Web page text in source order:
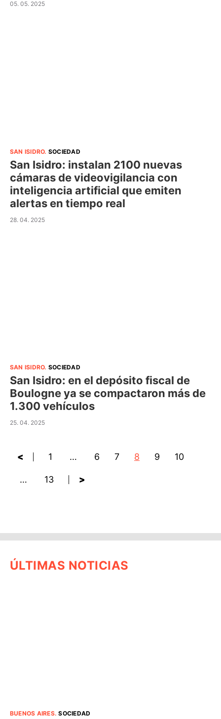
05. 05. 2025
SAN ISIDRO. SOCIEDAD
San Isidro: instalan 2100 nuevas
cámaras de videovigilancia con
inteligencia artificial que emiten
alertas en tiempo real
28. 04. 2025
SAN ISIDRO. SOCIEDAD
San Isidro: en el depósito fiscal de
Boulogne ya se compactaron más de
1.300 vehículos
25. 04. 2025
< 1 … 6 7 8 9 10
… 13 >
ÚLTIMAS NOTICIAS
BUENOS AIRES.SOCIEDAD